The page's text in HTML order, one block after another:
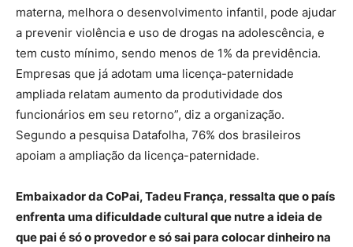
materna, melhora o desenvolvimento infantil, pode ajudar
a prevenir violência e uso de drogas na adolescência, e
tem custo mínimo, sendo menos de 1% da previdência.
Empresas que já adotam uma licença-paternidade
ampliada relatam aumento da produtividade dos
funcionários em seu retorno”, diz a organização.
Segundo a pesquisa Datafolha, 76% dos brasileiros
apoiam a ampliação da licença-paternidade.
Embaixador da CoPai, Tadeu França, ressalta que o país
enfrenta uma dificuldade cultural que nutre a ideia de
que pai é só o provedor e só sai para colocar dinheiro na